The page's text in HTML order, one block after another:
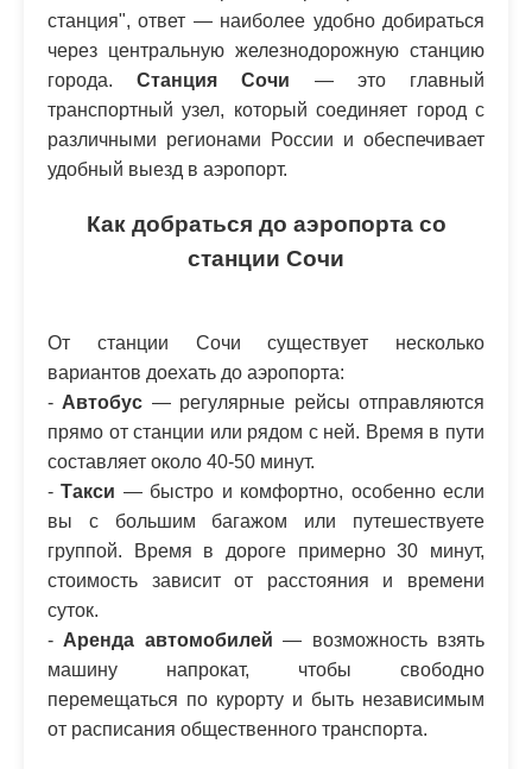
станция", ответ — наиболее удобно добираться
через центральную железнодорожную станцию
города.Станция Сочи — это главный
транспортный узел, который соединяет город с
различными регионами России и обеспечивает
удобный выезд в аэропорт.
Как добраться до аэропорта со
станции Сочи
От станции Сочи существует несколько
вариантов доехать до аэропорта:
- Автобус — регулярные рейсы отправляются
прямо от станции или рядом с ней. Время в пути
составляет около 40-50 минут.
-Такси — быстро и комфортно, особенно если
вы с большим багажом или путешествуете
группой. Время в дороге примерно 30 минут,
стоимость зависит от расстояния и времени
суток.
- Аренда автомобилей — возможность взять
машину напрокат, чтобы свободно
перемещаться по курорту и быть независимым
от расписания общественного транспорта.